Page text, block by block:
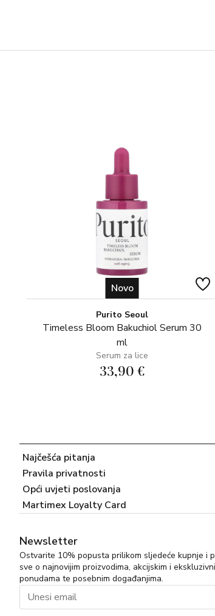
Novo
Purito Seoul
Timeless Bloom Bakuchiol Serum 30
ml
Serum za lice
33,90 €
Najčešća pitanja
Pravila privatnosti
Opći uvjeti poslovanja
Martimex Loyalty Card
Newsletter
Ostvarite 10% popusta prilikom sljedeće kupnje i
sve o najnovijim proizvodima, akcijskim i
ponudama te posebnim događanjima.